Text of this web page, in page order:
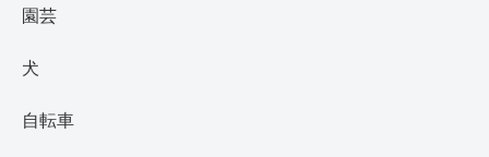
園芸
犬
自転車